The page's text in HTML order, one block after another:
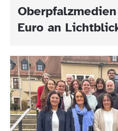
Euro an